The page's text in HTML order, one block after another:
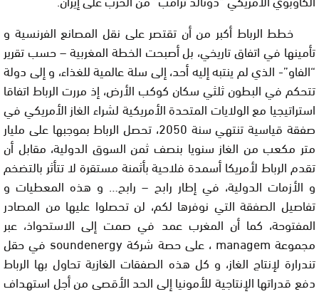
خطط الرباط أكبر من أن تقتصر على نقل المصانع الفرنسية و
تأمينها في اتفاق تاريخي، بل أصبحت الخطة المغربية – حسب تقرير
“الفاو”- الذي لم ينتبه إليه أحد، إلى سلة عالمية للغذاء، و إلى دولة
تتحكم في البطون ثلثي سكان كوكب الأرض، إذ مررت الرباط اتفاقا
استراتيجيا مع الولايات المتحدة الأمريكية لشراء الغاز الأمريكي في
صفقة قياسية تنتهي سنة 2050، تحصل الرباط بموجبها على مليار
متر مكعب من الغاز سنويا بنصف ثمن السوق الدولية، مقابل أن
تقدم الرباط لأمريكا أسمدة فلاحية بأثمنة مستقرة لا تتأثر بالتضخم
و الأزمات الدولية، في إطار رابح – رابح… و هذه المعطيات و
تفاصيل الصفقة التي نوفرها لكم، لن تحصلوا عليها من المصادر
المفتوحة، كما أن المغرب عمد في صمت إلى الاستحواذ، عبر
مجموعة managem ، على حصة شركة soundenergy في حقل
تندرارة لإنتاج الغاز، و كل هذه الصفقات الغازية تحاول بها الرباط
دفع قدراتها الإنتاجية للأمونيا إلى الحد الأقصى من أجل استهداف